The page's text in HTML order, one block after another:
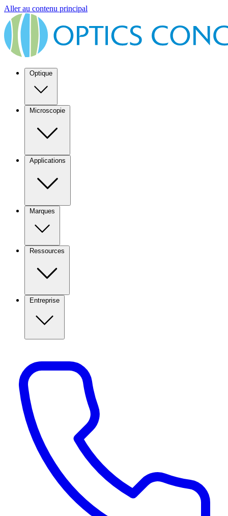
Aller au contenu principal
Optique
Microscopie
Applications
Marques
Ressources
Entreprise